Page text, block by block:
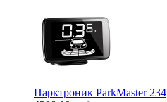
Парктроник ParkMaster 234